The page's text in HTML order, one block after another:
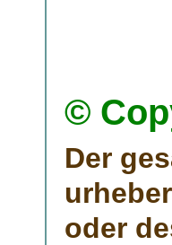
©
Der
oder